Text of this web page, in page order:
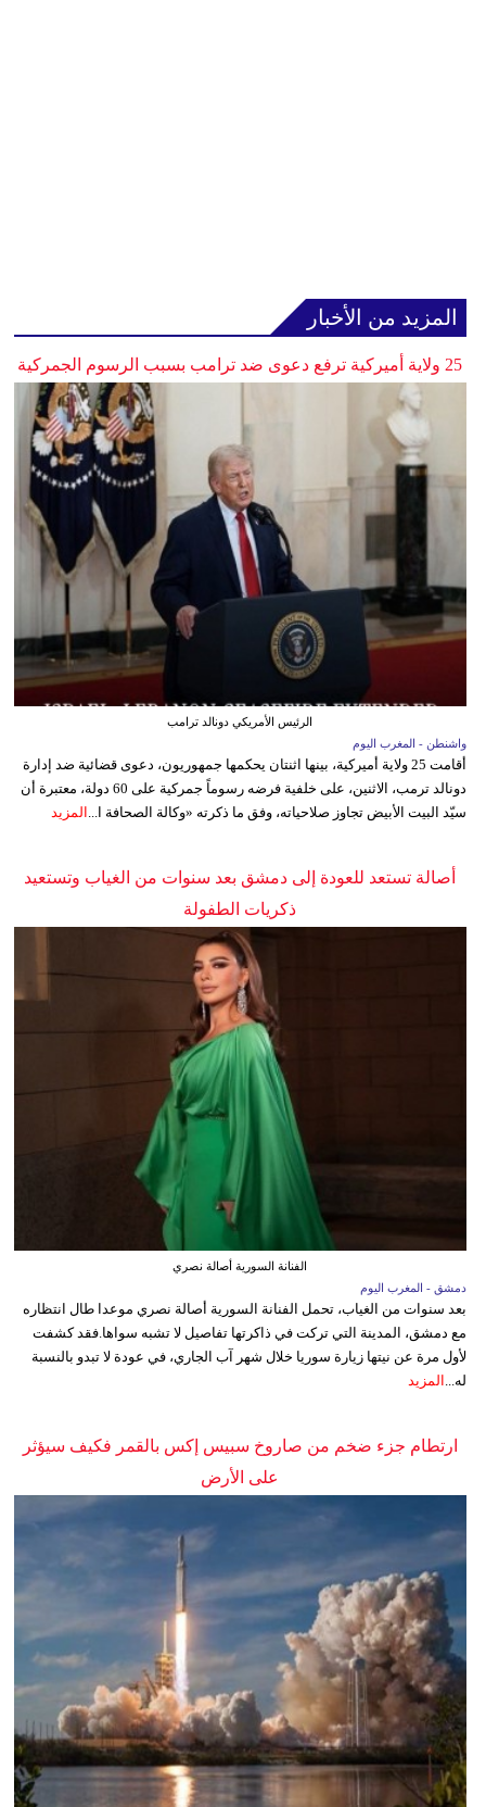
المزيد من الأخبار
25 ولاية أميركية ترفع دعوى ضد ترامب بسبب الرسوم الجمركية
الرئيس الأمريكي دونالد ترامب
واشنطن - المغرب اليوم
أقامت 25 ولاية أميركية، بينها اثنتان يحكمها جمهوريون، دعوى قضائية ضد إدارة
دونالد ترمب، الاثنين، على خلفية فرضه رسوماً جمركية على 60 دولة، معتبرة أن
سيّد البيت الأبيض تجاوز صلاحياته، وفق ما ذكرته «وكالة الصحافة ا...
المزيد
أصالة تستعد للعودة إلى دمشق بعد سنوات من الغياب وتستعيد
ذكريات الطفولة
الفنانة السورية أصالة نصري
دمشق - المغرب اليوم
بعد سنوات من الغياب، تحمل الفنانة السورية أصالة نصري موعدا طال انتظاره
مع دمشق، المدينة التي تركت في ذاكرتها تفاصيل لا تشبه سواها.فقد كشفت
لأول مرة عن نيتها زيارة سوريا خلال شهر آب الجاري، في عودة لا تبدو بالنسبة
له... المزيد
ارتطام جزء ضخم من صاروخ سبيس إكس بالقمر فكيف سيؤثر
على الأرض